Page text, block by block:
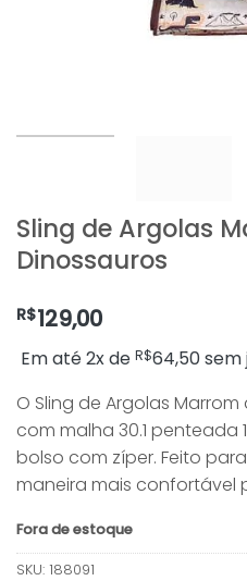
Sling de Argolas
Dinossauros
R$129,00
Em até 2x de R$64,50sem
O Sling de Argolas
com malha 30.1 penteada
bolso com zíper. Feito
maneira mais confortável
Fora de estoque
SKU: 188091